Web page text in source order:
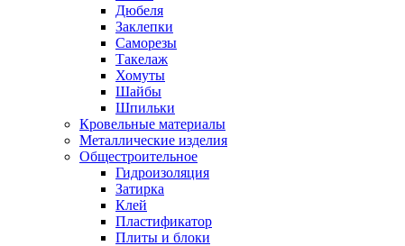
Дюбеля
Заклепки
Саморезы
Такелаж
Хомуты
Шайбы
Шпильки
Кровельные материалы
Металлические изделия
Общестроительное
Гидроизоляция
Затирка
Клей
Пластификатор
Плиты и блоки